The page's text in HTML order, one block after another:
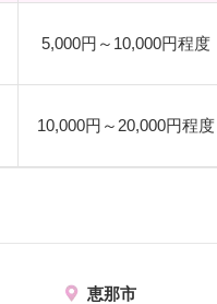
5,000円～10,000円程度
10,000円～20,000円程度
恵那市